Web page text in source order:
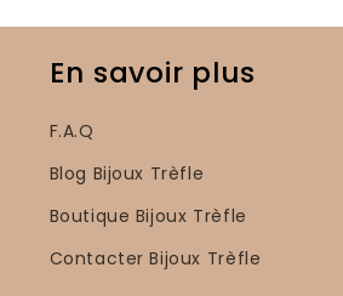
En savoir plus
F.A.Q
Blog Bijoux Trèfle
Boutique Bijoux Trèfle
Contacter Bijoux Trèfle